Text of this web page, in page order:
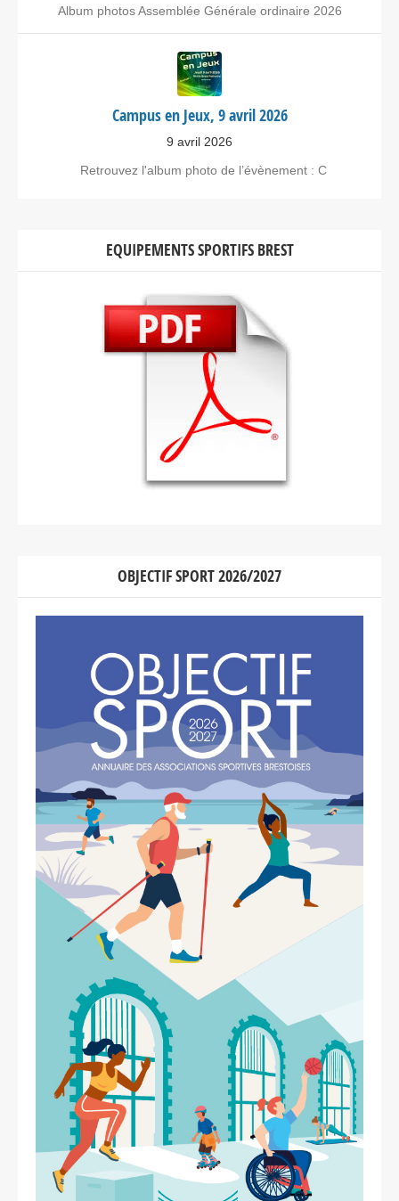
Album photos Assemblée Générale ordinaire 2026
Campus en Jeux, 9 avril 2026
9 avril 2026
Retrouvez l'album photo de l’évènement : C
EQUIPEMENTS SPORTIFS BREST
OBJECTIF SPORT 2026/2027